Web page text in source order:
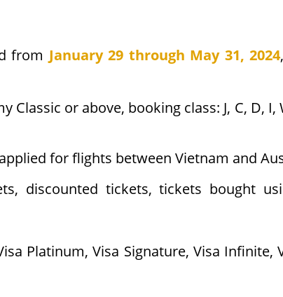
from January 29 through May 31, 2024
or above, booking class: J, C, D, I,
for flights between Vietnam and
discounted tickets, tickets bought
Platinum, Visa Signature, Visa Infinite,